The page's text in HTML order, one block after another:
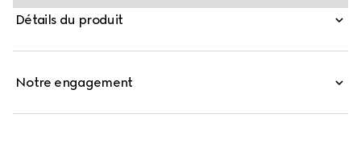
côtelées ton sur ton.
Détails du produit
Notre engagement